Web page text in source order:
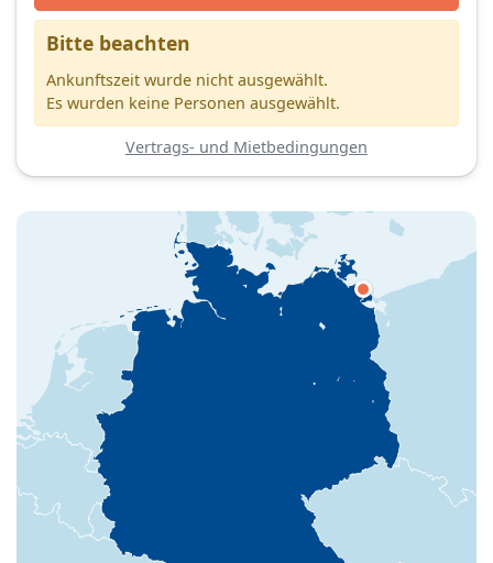
Bitte beachten
Ankunftszeit wurde nicht ausgewählt.
Es wurden keine Personen ausgewählt.
Vertrags- und Mietbedingungen